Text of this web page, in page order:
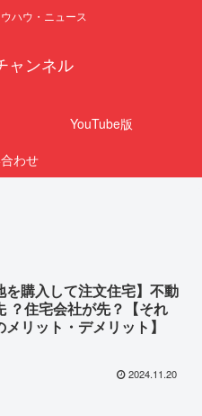
ハウ・ニュース
ャンネル
YouTube版
わせ
を購入して注文住宅】不動
？住宅会社が先？【それ
メリット・デメリット】
2024.11.20